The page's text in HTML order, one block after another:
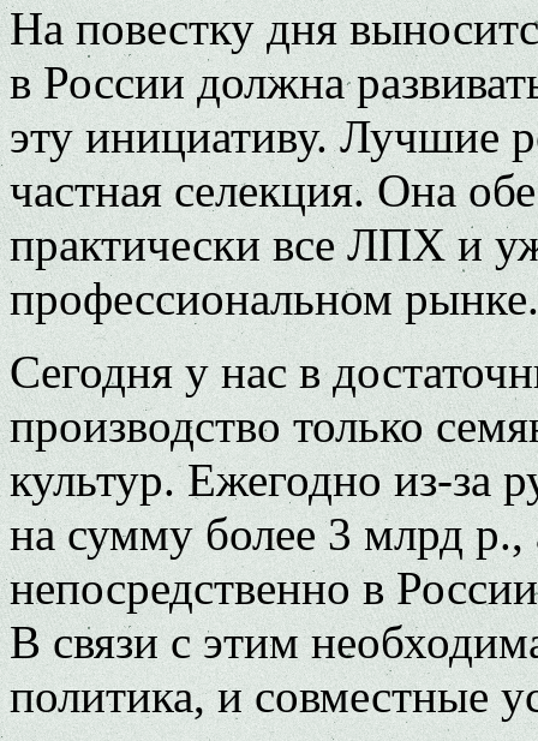
На повестку дня
в России должна
эту инициативу. Лучшие
частная селекция. Она
практически все ЛПХ и
профессиональном рынке.
Сегодня у нас в
производство только
культур. Ежегодно из-за
на сумму более 3 млрд р.,
непосредственно в
В связи с этим
политика, и совместные